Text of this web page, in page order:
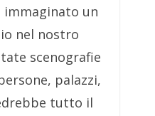
immaginato un
nel nostro
scenografie
palazzi,
tutto il